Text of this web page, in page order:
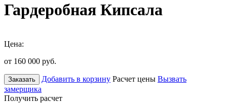
Гардеробная Кипсала
Цена:
от 160 000 руб.
Заказать Добавить в корзину Расчет цены Вызвать
замерщика
Получить расчет